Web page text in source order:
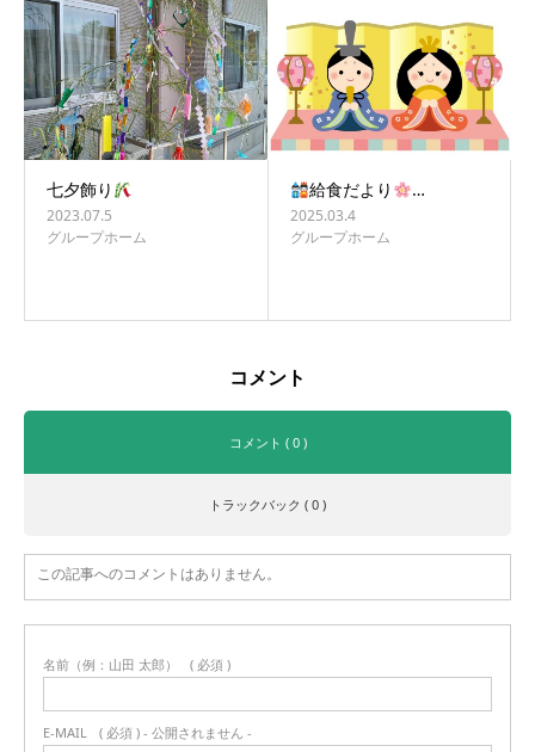
七夕飾り
2023.07.5
グループホーム
給食だより …
2025.03.4
グループホーム
コメント
コメント ( 0 )
トラックバック ( 0 )
この記事へのコメントはありません。
名前（例：山田 太郎） ( 必須 )
E-MAIL ( 必須 ) - 公開されません -